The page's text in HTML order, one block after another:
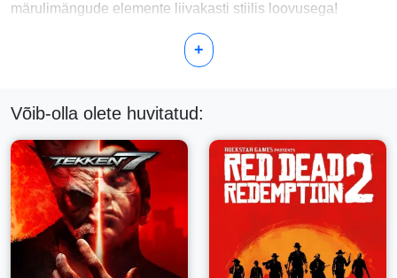
märulimängude elemente liivakasti stiilis loovusega!
+
Võib-olla olete huvitatud: